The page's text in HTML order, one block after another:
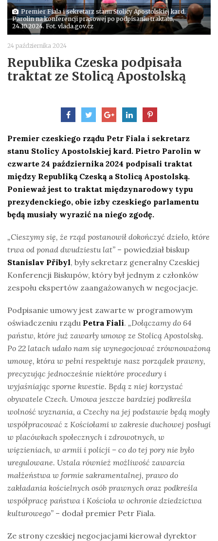
Premier Fiala i sekretarz stanu Stolicy Apostolskiej kard.
Parolin na konferencji prasowej po podpisaniu traktatu,
24.10.2024. Fot. vlada.gov.cz
24 października 2024
Republika Czeska podpisała
traktat ze Stolicą Apostolską
Premier czeskiego rządu Petr Fiala i sekretarz
stanu Stolicy Apostolskiej kard. Pietro Parolin w
czwarte 24 października 2024 podpisali traktat
między Republiką Czeską a Stolicą Apostolską.
Ponieważ jest to traktat międzynarodowy typu
prezydenckiego, obie izby czeskiego parlamentu
będą musiały wyrazić na niego zgodę.
„Cieszymy się, że rząd postanowił dokończyć dzieło, które
trwa od ponad dwudziestu lat” – powiedział biskup
Stanislav Přibyl, były sekretarz generalny Czeskiej
Konferencji Biskupów, który był jednym z członków
zespołu ekspertów zaangażowanych w negocjacje.
Podpisanie umowy jest zawarte w programowym
oświadczeniu rządu Petra Fiali. „Dołączamy do 64
państw, które już zawarły umowę ze Stolicą Apostolską.
Po 22 latach udało nam się wynegocjować zrównoważoną
umowę, która w pełni respektuje nasz porządek prawny,
precyzując jednocześnie niektóre procedury i
wyjaśniając sporne kwestie. Będą z niej korzystać
obywatele Czech. Umowa jeszcze bardziej podkreśla
wolność wyznania, a Czechy na jej podstawie będą mogły
współpracować z Kościołami w zakresie duchowej posługi
w placówkach społecznych i zdrowotnych, w
więzieniach, w armii i policji – co do tej pory nie było
uregulowane. Ustala również możliwość zawarcia
małżeństwa w formie sakramentalnej, prawo do
zakładania kościelnych osób prawnych oraz podkreśla
współpracę państwa i Kościoła w ochronie dziedzictwa
kulturowego” – dodał premier Petr Fiala.
Ze strony czeskiej negocjacjami kierował dyrektor